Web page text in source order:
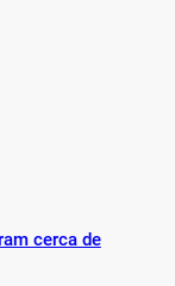
cerca de